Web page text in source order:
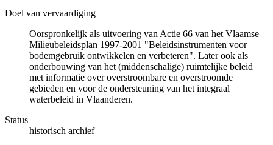
Doel van vervaardiging
Oorspronkelijk als uitvoering van Actie 66 van het Vlaamse
Milieubeleidsplan 1997-2001 "Beleidsinstrumenten voor
bodemgebruik ontwikkelen en verbeteren". Later ook als
onderbouwing van het (middenschalige) ruimtelijke beleid
met informatie over overstroombare en overstroomde
gebieden en voor de ondersteuning van het integraal
waterbeleid in Vlaanderen.
Status
historisch archief